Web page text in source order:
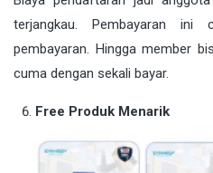
terjangkau. Pembayaran ini
pembayaran. Hingga member
cuma dengan sekali bayar.
Free Produk Menarik